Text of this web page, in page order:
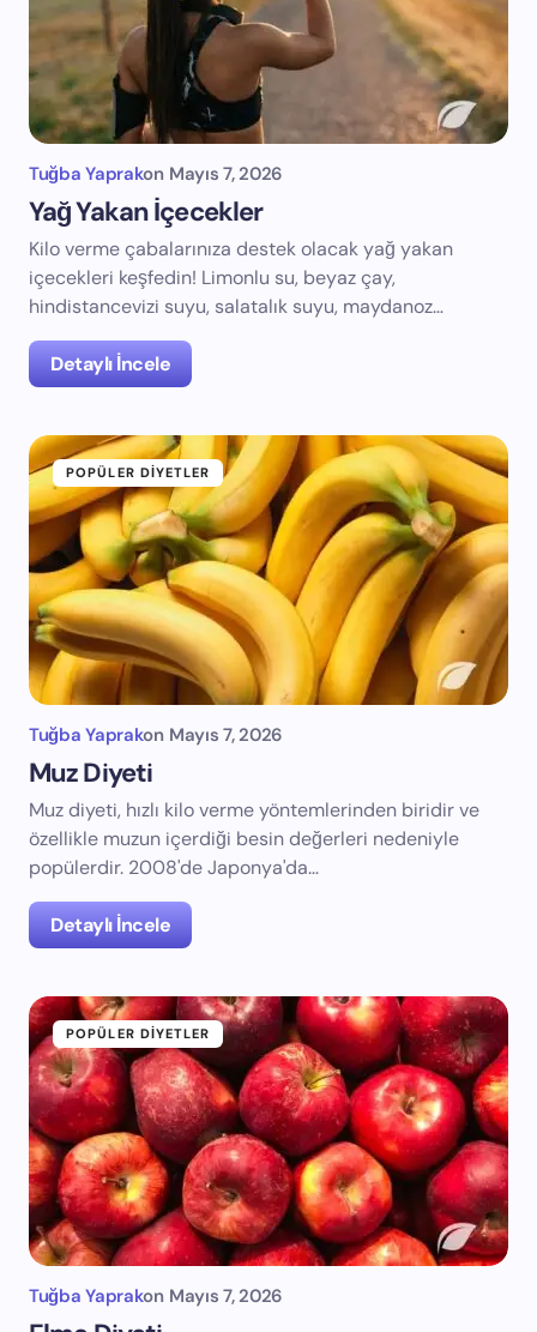
Tuğba Yaprakon Mayıs 7, 2026
Yağ Yakan İçecekler
Kilo verme çabalarınıza destek olacak yağ yakan
içecekleri keşfedin! Limonlu su, beyaz çay,
hindistancevizi suyu, salatalık suyu, maydanoz…
Detaylı İncele
POPÜLER DIYETLER
Tuğba Yaprakon Mayıs 7, 2026
Muz Diyeti
Muz diyeti, hızlı kilo verme yöntemlerinden biridir ve
özellikle muzun içerdiği besin değerleri nedeniyle
popülerdir. 2008'de Japonya'da…
Detaylı İncele
POPÜLER DIYETLER
Tuğba Yaprakon Mayıs 7, 2026